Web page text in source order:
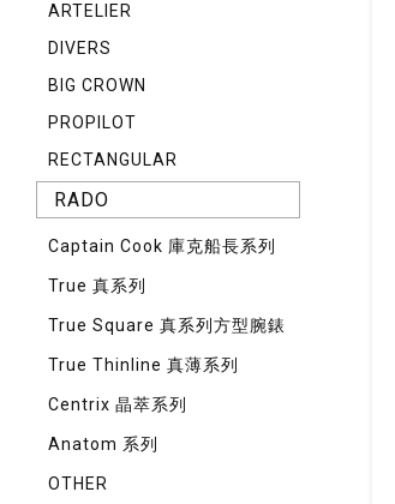
ARTELIER
DIVERS
BIG CROWN
PROPILOT
RECTANGULAR
RADO
Captain Cook 庫克船長系列
True 真系列
True Square 真系列方型腕錶
True Thinline 真薄系列
Centrix 晶萃系列
Anatom 系列
OTHER